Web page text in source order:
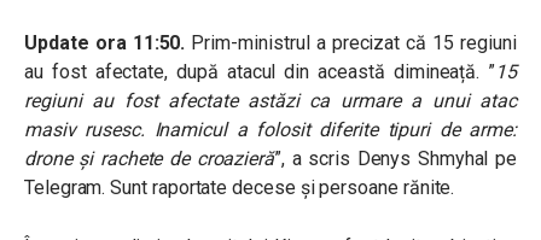
Update ora 11:50. Prim-ministrul a precizat că 15 regiuni
au fost afectate, după atacul din această dimineață. ”15
regiuni au fost afectate astăzi ca urmare a unui atac
masiv rusesc. Inamicul a folosit diferite tipuri de arme:
drone și rachete de croazieră”, a scris Denys Shmyhal pe
Telegram. Sunt raportate decese și persoane rănite.